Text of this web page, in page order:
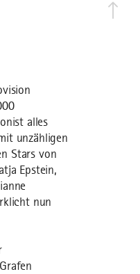
alles
unzähligen
Stars von
Epstein,
nun